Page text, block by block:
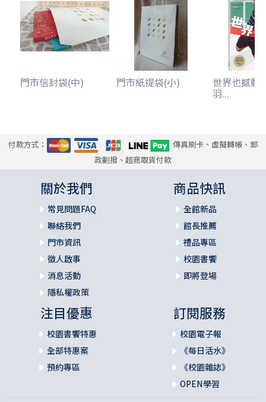
門市信封袋(中) 門市紙提袋(小) 世界也撼動
羽...
付款方式：
傳真刷卡、虛擬轉帳、郵
政劃撥、超商取貨付款
關於我們
常見問題FAQ
聯絡我們
門市資訊
徵人啟事
消息活動
隱私權政策
商品快訊
全館新品
館長推薦
禮品專區
校園書饗
即將登場
注目優惠
校園書饗特惠
全部特惠案
預約專區
訂閱服務
校園電子報
《每日活水》
《校園雜誌》
OPEN學習